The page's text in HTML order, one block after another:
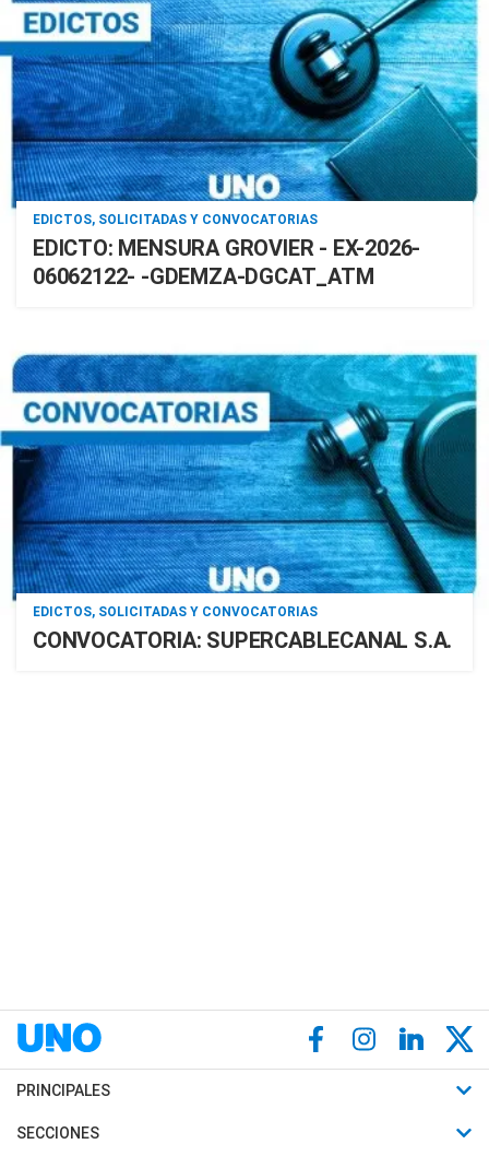
EDICTOS, SOLICITADAS Y CONVOCATORIAS
EDICTO: MENSURA GROVIER - EX-2026-
06062122- -GDEMZA-DGCAT_ATM
EDICTOS, SOLICITADAS Y CONVOCATORIAS
CONVOCATORIA: SUPERCABLECANAL S.A.
PRINCIPALES
Últimas Noticias
SECCIONES